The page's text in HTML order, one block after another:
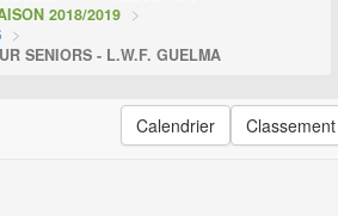
2018/2019 >
>
SENIORS - L.W.F. GUELMA
Calendrier Classement